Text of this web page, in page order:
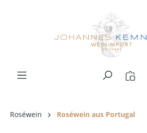
Roséwein Roséwein aus Portugal